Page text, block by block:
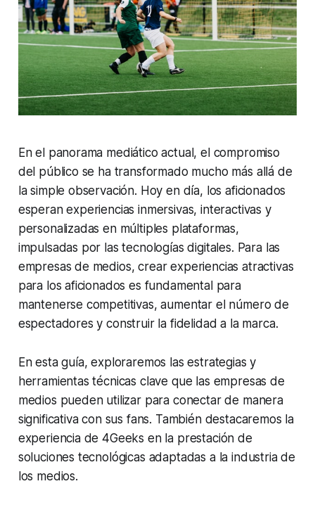
En el panorama mediático actual, el compromiso
del público se ha transformado mucho más allá de
la simple observación. Hoy en día, los aficionados
esperan experiencias inmersivas, interactivas y
personalizadas en múltiples plataformas,
impulsadas por las tecnologías digitales. Para las
empresas de medios, crear experiencias atractivas
para los aficionados es fundamental para
mantenerse competitivas, aumentar el número de
espectadores y construir la fidelidad a la marca.
En esta guía, exploraremos las estrategias y
herramientas técnicas clave que las empresas de
medios pueden utilizar para conectar de manera
significativa con sus fans. También destacaremos la
experiencia de 4Geeks en la prestación de
soluciones tecnológicas adaptadas a la industria de
los medios.